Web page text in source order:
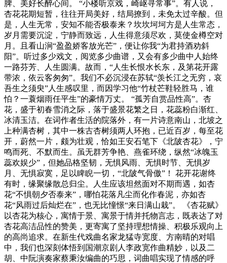
脾、美好长醉心间。 “小楼听京戏，崎岖寻常事”。有人说，
杏花花期短暂，往往开局美好，结局撩到，未免太过辛酸。但
是，人生无常，安知不能否极泰来？坎坎坷坷方是人生常态，
岁月需要沉淀，宁静而致远，人生得意须尽欢，莫使金樽空对
月。且看山涧“盈盈娇客放光芒”，便让你我“为君持酒劝斜
阳”。听过多少戏文，阅览多少曲谱，又会有多少曲中人始终
一路芬芳、人生圆满。故而，“人生长恨水长东，及第花开露
带浓，依云客匆匆”。我们不必沉浸在苏轼“羡长江之无穷，哀
吾生之须臾”人生感叹里，而因学习他“竹杖芒鞋轻胜马，谁
怕？一蓑烟雨任平生”的豪情万丈。 “孤芳自赏品性高”。杏
花，盛于初春雪消之际，落于盛景花繁之日，花蕊粉白渐红、
冰清玉洁。在词作者生活的院落外，有一片诗意南山，北坡之
上种满杏树，其中一株古杏树须两人环抱，已近百岁，每至花
开，蔚然一片，颇为壮观，恰如王安石笔下《北陂杏花》，宁
鸣而死、不默而生。虽无群芳争艳、燕雀环绕，纵然“冰魄玉
蕊欢娱少”，但她品格坚韧，无惧风雨、无惧时节、无惧岁
月、无惧寂寞，足以睥睨一切，“北陂气骨傲”！ 花开花谢终
有时，缘聚缘散总归尘。人生应该坦然面对不期而遇，如杏
花“不惧朝夕否泰来”，哪怕花落凡尘而化作春泥，亦如杏
花“风雨过后灿烂在”，也无比憧憬“来日满山栽”。 《杏花赋》
以杏花为核心，寓情于景、寓景于情并托物言志，既表达了对
杏花高洁品性的赞美，更寄寓了坚持理想情操、积极乐观向上
的高尚追求。在新生代戏曲名家龙猛寺宽度、方南晴的对唱
中，我们也深刻体悟到国潮京剧人李政宽作曲精妙，以及二
胡、中阮演奏家蔡秉汝编曲的巧思，词曲唱实现了情感的呼